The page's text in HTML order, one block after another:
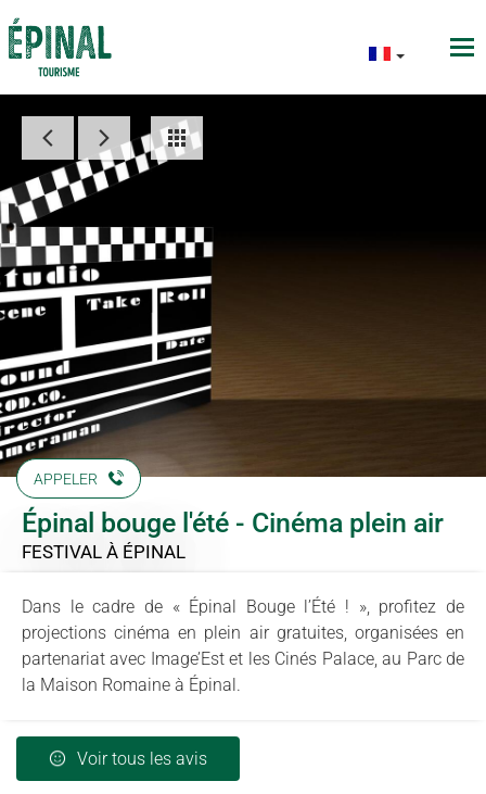
APPELER
Épinal bouge l'été - Cinéma plein air
FESTIVAL À ÉPINAL
Dans le cadre de « Épinal Bouge l’Été ! », profitez de
projections cinéma en plein air gratuites, organisées en
partenariat avec Image’Est et les Cinés Palace, au Parc de
la Maison Romaine à Épinal.
Voir tous les avis